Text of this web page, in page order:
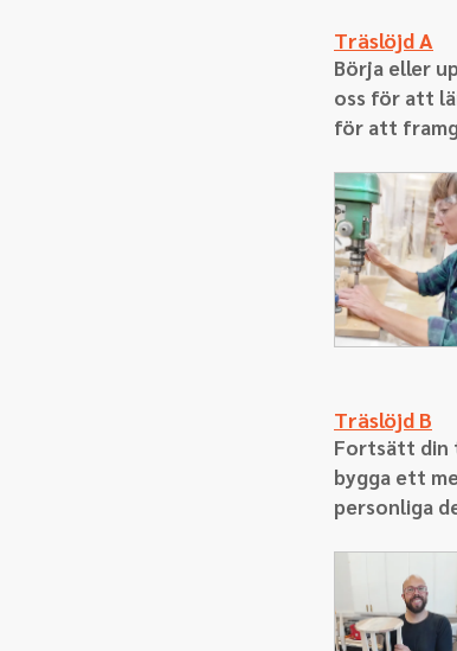
Träslöjd A
Börja eller
oss för att
för att
Träslöjd B
Fortsätt din
bygga ett
personliga